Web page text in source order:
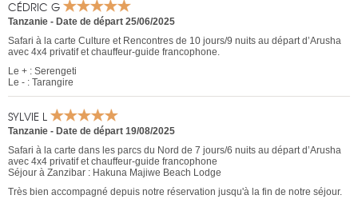
CÉDRIC G
Tanzanie - Date de départ 25/06/2025
Safari à la carte Culture et Rencontres de 10 jours/9 nuits au départ d’Arusha
avec 4x4 privatif et chauffeur-guide francophone.
Le + : Serengeti
Le - : Tarangire
SYLVIE L
Tanzanie - Date de départ 19/08/2025
Safari à la carte dans les parcs du Nord de 7 jours/6 nuits au départ d’Arusha
avec 4x4 privatif et chauffeur-guide francophone
Séjour à Zanzibar : Hakuna Majiwe Beach Lodge
Très bien accompagné depuis notre réservation jusqu'à la fin de notre séjour.